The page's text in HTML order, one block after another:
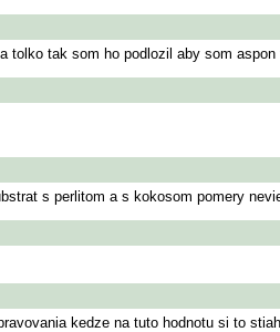
tolko tak som ho podlozil aby som
s perlitom a s kokosom pomery
kedze na tuto hodnotu si to